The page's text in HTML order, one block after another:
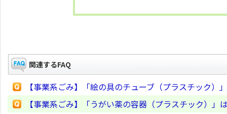
関連するFAQ
【事業系ごみ】「絵の具のチューブ（プラスチック）
【事業系ごみ】「うがい薬の容器（プラスチック）」